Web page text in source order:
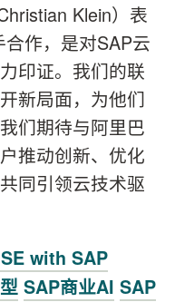
Klein）表
作，是对SAP云
印证。我们的联
新局面，为他们
们期待与阿里巴
推动创新、优化
同引领云技术驱
with SAP
SAP商业AI SAP